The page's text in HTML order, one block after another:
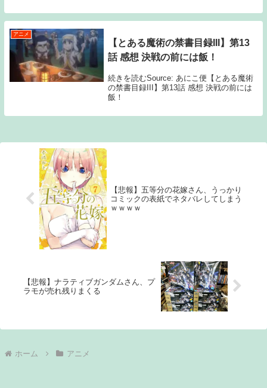
アニメ
【とある魔術の禁書目録III】第13
話 感想 決戦の前には飯！
続きを読むSource: あにこ便【とある魔術
の禁書目録III】第13話 感想 決戦の前には
飯！
【悲報】五等分の花嫁さん、うっかり
コミックの表紙でネタバレしてしまう
ｗｗｗｗ
【悲報】ナラティブガンダムさん、プ
ラモが売れ残りまくる
ホーム アニメ